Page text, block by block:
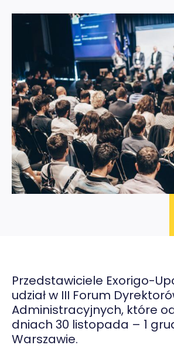
Przedstawiciele Exorigo-
udział w III Forum
Administracyjnych, które
dniach 30 listopada – 1
Warszawie.